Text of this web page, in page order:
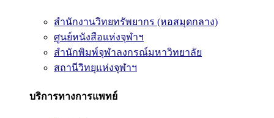
สำนักงานวิทยทรัพยากร (หอสมุดกลาง)
ศูนย์หนังสือแห่งจุฬาฯ
สำนักพิมพ์จุฬาลงกรณ์มหาวิทยาลัย
สถานีวิทยุแห่งจุฬาฯ
บริการทางการแพทย์